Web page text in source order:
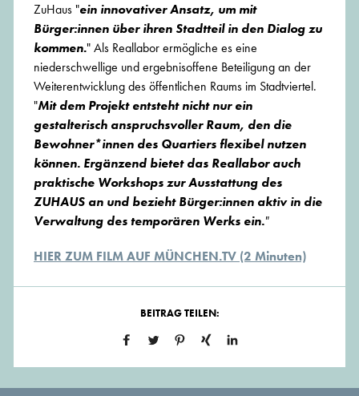
ZuHaus "ein innovativer Ansatz, um mit
Bürger:innen über ihren Stadtteil in den Dialog zu
kommen." Als Reallabor ermögliche es eine
niederschwellige und ergebnisoffene Beteiligung an der
Weiterentwicklung des öffentlichen Raums im Stadtviertel.
"Mit dem Projekt entsteht nicht nur ein
gestalterisch anspruchsvoller Raum, den die
Bewohner*innen des Quartiers flexibel nutzen
können. Ergänzend bietet das Reallabor auch
praktische Workshops zur Ausstattung des
ZUHAUS an und bezieht Bürger:innen aktiv in die
Verwaltung des temporären Werks ein."
HIER ZUM FILM AUF MÜNCHEN.TV (2 Minuten)
BEITRAG TEILEN: